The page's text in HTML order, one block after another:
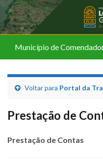
Município de
Voltar para Portal da
Prestação de
Prestação de Contas